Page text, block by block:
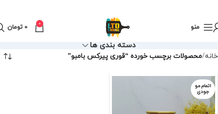
منو 0
0 تومان
دسته بندی ها
خانه محصولات برچسب خورده “قوری پیرکس بامبو”
اتمام مو
جودی